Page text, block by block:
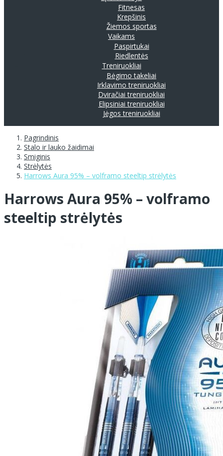
Fitnesas
Krepšinis
Žiemos sportas
Vaikams
Paspirtukai
Riedlentės
Treniruokliai
Bėgimo takeliai
Irklavimo treniruokliai
Dviračiai treniruokliai
Elipsiniai treniruokliai
Jėgos treniruokliai
Pagrindinis
Stalo ir lauko žaidimai
Smiginis
Strėlytės
Harrows Aura 95% – volframo steeltip strėlytės
Harrows Aura 95% – volframo
steeltip strėlytės